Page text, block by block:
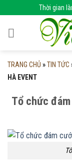
content
Thời gian
TRANG CHỦ »TIN TỨC
HÀ EVENT
Tổ chức